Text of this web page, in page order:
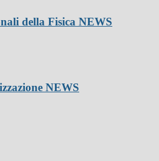
della Fisica NEWS
NEWS